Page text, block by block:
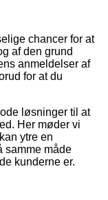
chancer for at
af den grund
anmeldelser af
for at du
løsninger til at
Her møder vi
ytre en
samme måde
kunderne er.